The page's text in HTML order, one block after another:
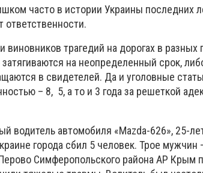
часто в истории Украины последних
ответственности.
трагедий на дорогах в разных
на неопределенный срок,
в свидетелей. Да и уголовные
– 8, 5, а то и 3 года за решеткой
водитель автомобиля «Mazda-626», 25-
города сбил 5 человек. Трое мужчин
Симферопольского района АР Крым